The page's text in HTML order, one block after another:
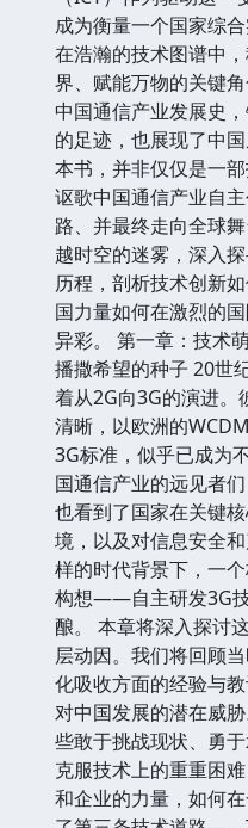
成为衡量一个国家综
在浩瀚的技术图谱中
界、赋能万物的关键
中国通信产业发展史
的足迹，也展现了中
本书，并非仅仅是一
讴歌中国通信产业自
路、并最终走向全球
越时空的迷雾，深入
历程，剖析技术创新
国力量如何在激烈的
异彩。 第一章：技术
播撒希望的种子 20世
着从2G向3G的演进。
清晰，以欧洲的
3G标准，似乎已成为
国通信产业的远见者
也看到了国家在关键
境，以及对信息安全
样的时代背景下，一
构想——自主研发3G
酿。 本章将深入探讨
层动因。我们将回顾
化吸收方面的经验与
对中国发展的潜在威
些敢于挑战现状、勇
克服技术上的重重困
和企业的力量，如何